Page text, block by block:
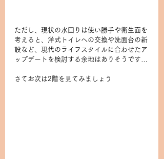
ただし、現状の水回りは使い勝手や衛生面を
考えると、洋式トイレへの交換や洗面台の新
設など、現代のライフスタイルに合わせたア
ップデートを検討する余地はありそうです…
さてお次は2階を見てみましょう